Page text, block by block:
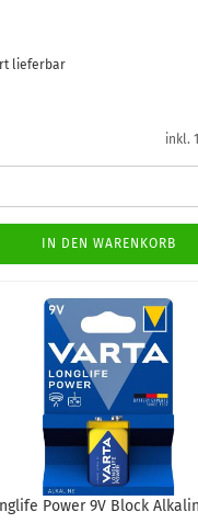
lie­fer­bar
inkl.
IN DEN WARENKORB
Power 9V Block